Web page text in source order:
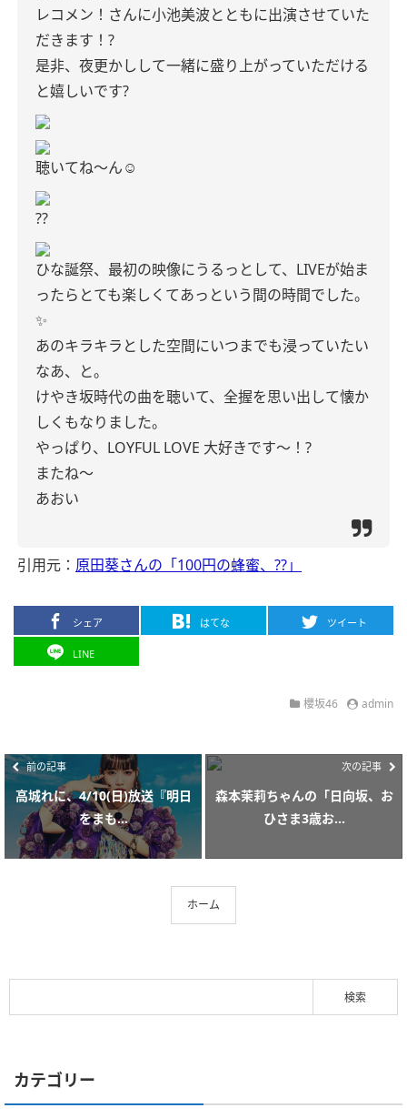
レコメン！さんに小池美波とともに出演させていた
だきます！?
是非、夜更かしして一緒に盛り上がっていただける
と嬉しいです?
聴いてね〜ん☺️
??
ひな誕祭、最初の映像にうるっとして、LIVEが始ま
ったらとても楽しくてあっという間の時間でした。
✨
あのキラキラとした空間にいつまでも浸っていたい
なあ、と。
けやき坂時代の曲を聴いて、全握を思い出して懐か
しくもなりました。
やっぱり、LOYFUL LOVE 大好きです〜！?
またね〜
あおい
引用元： 原田葵さんの「100円の蜂蜜、??」
シェア はてな ツイート
LINE
櫻坂46 admin
前の記事
高城れに、4/10(日)放送『明日
をまも...
次の記事
森本茉莉ちゃんの「日向坂、お
ひさま3歳お...
ホーム
カテゴリー